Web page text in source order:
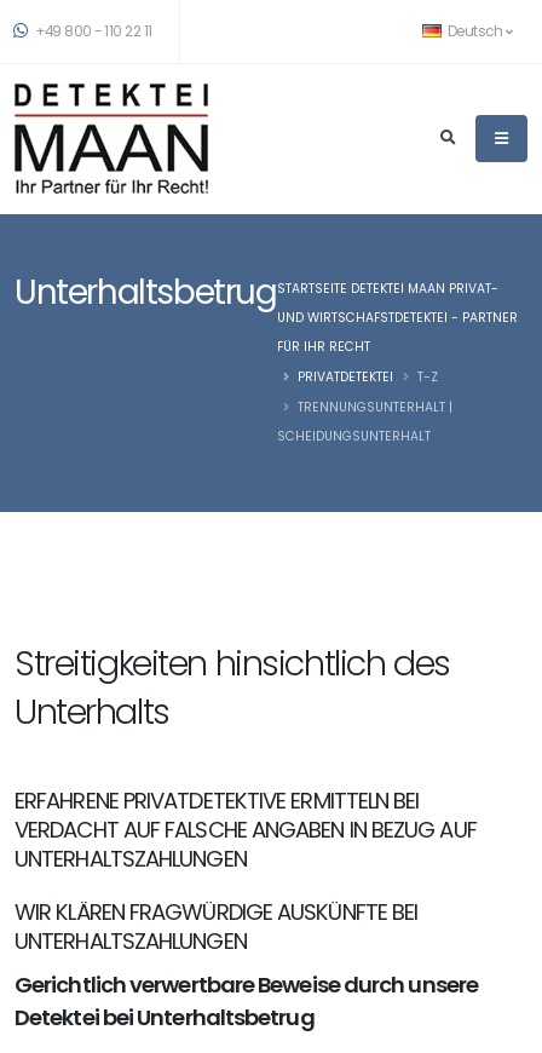
+49 800 - 110 22 11 Deutsch
UnterhaltsbetrugSTARTSEITE DETEKTEI MAAN PRIVAT-
UND WIRTSCHAFSTDETEKTEI - PARTNER
FÜR IHR RECHT
PRIVATDETEKTEI
T-Z
TRENNUNGSUNTERHALT |
SCHEIDUNGSUNTERHALT
Streitigkeiten hinsichtlich des
Unterhalts
ERFAHRENE PRIVATDETEKTIVE ERMITTELN BEI
VERDACHT AUF FALSCHE ANGABEN IN BEZUG AUF
UNTERHALTSZAHLUNGEN
WIR KLÄREN FRAGWÜRDIGE AUSKÜNFTE BEI
UNTERHALTSZAHLUNGEN
Gerichtlich verwertbare Beweise durch unsere
Detektei bei Unterhaltsbetrug